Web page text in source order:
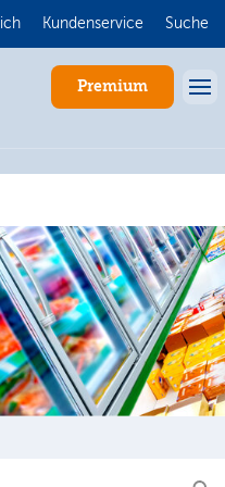
Kundenservice Suche
Premium